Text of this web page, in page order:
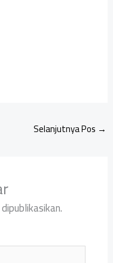
Selanjutnya Pos →